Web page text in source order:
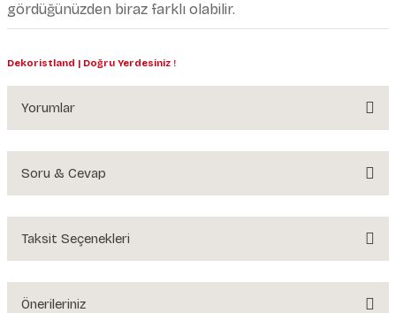
gördüğünüzden biraz farklı olabilir.
Dekoristland | Doğru Yerdesiniz !
Yorumlar
Soru & Cevap
Ürün hakkında henüz soru sorulmamış.
Taksit Seçenekleri
Önerileriniz